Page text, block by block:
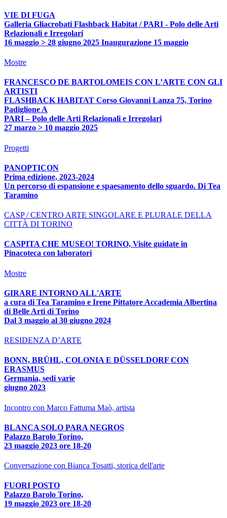
VIE DI FUGA
Galleria Gliacrobati Flashback Habitat / PARI - Polo delle Arti
Relazionali e Irregolari
16 maggio > 28 giugno 2025 Inaugurazione 15 maggio
Mostre
FRANCESCO DE BARTOLOMEIS CON L’ARTE CON GLI
ARTISTI
FLASHBACK HABITAT Corso Giovanni Lanza 75, Torino
Padiglione A
PARI – Polo delle Arti Relazionali e Irregolari
27 marzo > 10 maggio 2025
Progetti
PANOPTICON
Prima edizione, 2023-2024
Un percorso di espansione e spaesamento dello sguardo. Di Tea
Taramino
CASP / CENTRO ARTE SINGOLARE E PLURALE DELLA
CITTÀ DI TORINO
CASPITA CHE MUSEO! TORINO, Visite guidate in
Pinacoteca con laboratori
Mostre
GIRARE INTORNO ALL'ARTE
a cura di Tea Taramino e Irene Pittatore Accademia Albertina
di Belle Arti di Torino
Dal 3 maggio al 30 giugno 2024
RESIDENZA D’ARTE
BONN, BRÜHL, COLONIA E DÜSSELDORF CON
ERASMUS
Germania, sedi varie
giugno 2023
Incontro con Marco Fattuma Maò, artista
BLANCA SOLO PARA NEGROS
Palazzo Barolo Torino,
23 maggio 2023 ore 18-20
Conversazione con Bianca Tosatti, storica dell'arte
FUORI POSTO
Palazzo Barolo Torino,
19 maggio 2023 ore 18-20